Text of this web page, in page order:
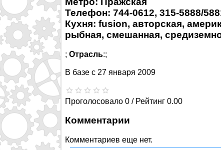
Телефон: 744-0612, 315-5888/
Кухня: fusion, авторская,
рыбная, смешанная,
; Отрасль:;
В базе с 27 января 2009
Проголосовало 0 / Рейтинг 0.00
Комментарии
Комментариев еще нет.